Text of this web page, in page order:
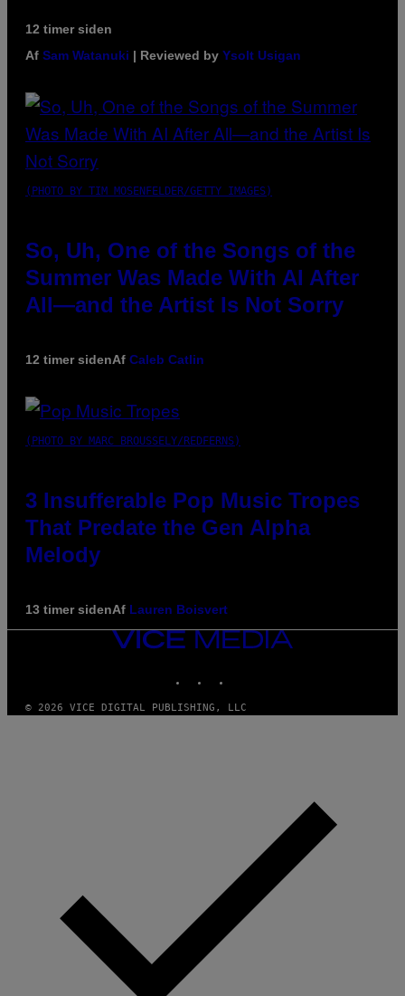
12 timer siden
Af Sam Watanuki | Reviewed by Ysolt Usigan
(PHOTO BY TIM MOSENFELDER/GETTY IMAGES)
So, Uh, One of the Songs of the
Summer Was Made With AI After
All—and the Artist Is Not Sorry
12 timer sidenAf Caleb Catlin
(PHOTO BY MARC BROUSSELY/REDFERNS)
3 Insufferable Pop Music Tropes
That Predate the Gen Alpha
Melody
13 timer sidenAf Lauren Boisvert
VICE
MEDIA
© 2026 VICE DIGITAL PUBLISHING, LLC